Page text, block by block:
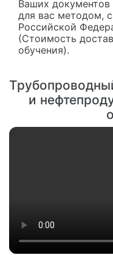
Ваших
для вас методом,
Российской
(Стоимость
обучения).
и